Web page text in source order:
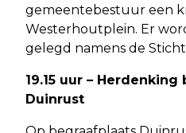
gemeentebestuur een
Westerhoutplein. Er
gelegd namens de
19.15 uur –
Duinrust